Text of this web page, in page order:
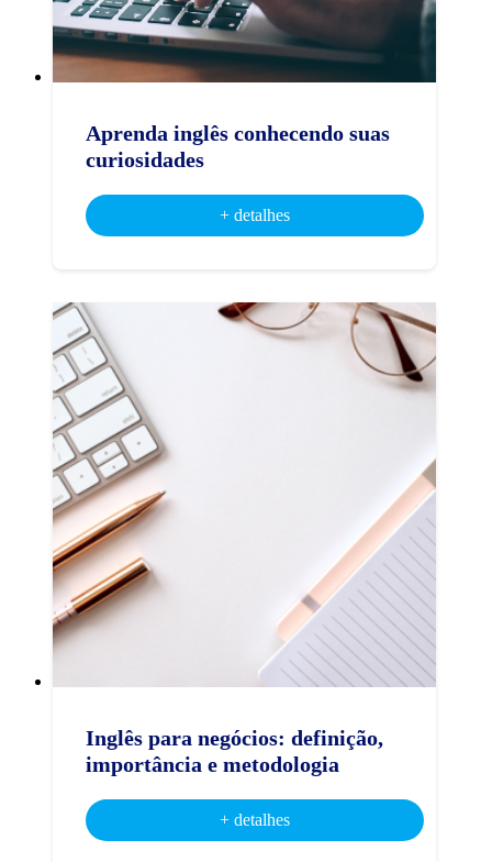
Aprenda inglês conhecendo suas
curiosidades
+ detalhes
Inglês para negócios: definição,
importância e metodologia
+ detalhes